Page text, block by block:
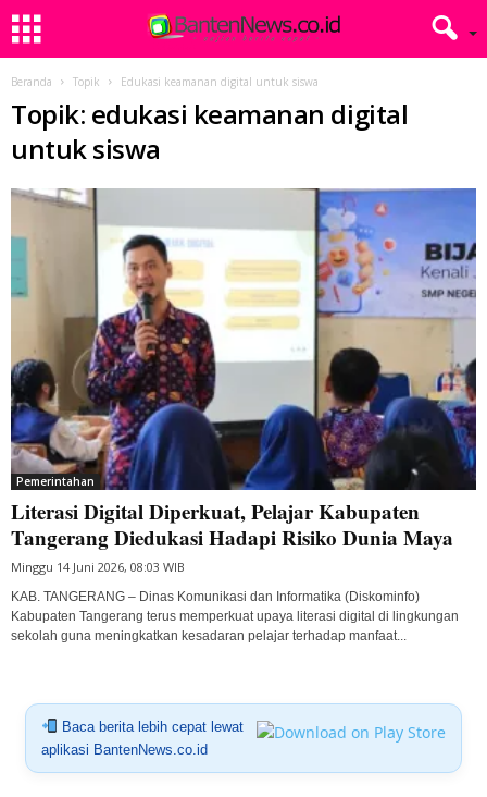
Beranda Topik Edukasi keamanan digital untuk siswa
Topik: edukasi keamanan digital
untuk siswa
Pemerintahan
Literasi Digital Diperkuat, Pelajar Kabupaten
Tangerang Diedukasi Hadapi Risiko Dunia Maya
Minggu 14 Juni 2026, 08:03 WIB
KAB. TANGERANG – Dinas Komunikasi dan Informatika (Diskominfo)
Kabupaten Tangerang terus memperkuat upaya literasi digital di lingkungan
sekolah guna meningkatkan kesadaran pelajar terhadap manfaat...
Baca berita lebih cepat lewat
aplikasi BantenNews.co.id